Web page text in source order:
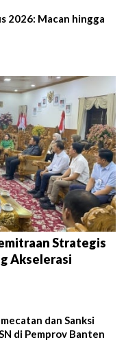
2026: Macan hingga
Strategis
Akselerasi
dan Sanksi
di Pemprov Banten